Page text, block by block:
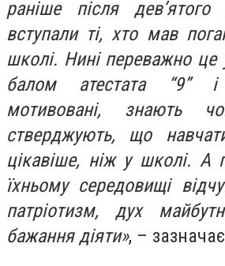
раніше після
вступали ті, хто мав
школі. Нині переважно це
балом атестата “9”
мотивовані, знають
стверджують, що
цікавіше, ніж у школі. А
їхньому середовищі
патріотизм, дух
бажання діяти», –